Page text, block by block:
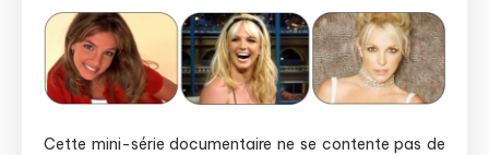
Cette mini-série documentaire ne se contente pas de